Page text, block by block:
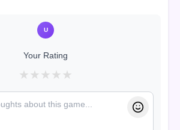
U
Your Rating
★ ★ ★ ★ ★